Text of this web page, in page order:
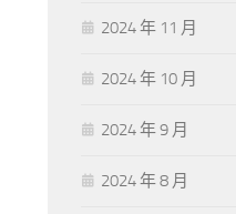
2024 年 11 月
2024 年 10 月
2024 年 9 月
2024 年 8 月